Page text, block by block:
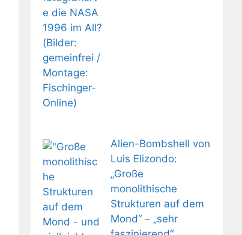
Alien-Bombshell von
Luis Elizondo:
„Große
monolithische
Strukturen auf dem
Mond“ – „sehr